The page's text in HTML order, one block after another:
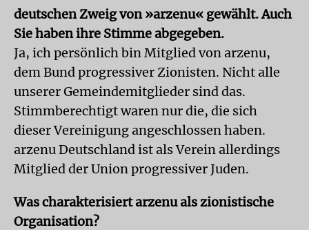
deutschen Zweig von »arzenu« gewählt. Auch
Sie haben ihre Stimme abgegeben.
Ja, ich persönlich bin Mitglied von arzenu,
dem Bund progressiver Zionisten. Nicht alle
unserer Gemeindemitglieder sind das.
Stimmberechtigt waren nur die, die sich
dieser Vereinigung angeschlossen haben.
arzenu Deutschland ist als Verein allerdings
Mitglied der Union progressiver Juden.
Was charakterisiert arzenu als zionistische
Organisation?